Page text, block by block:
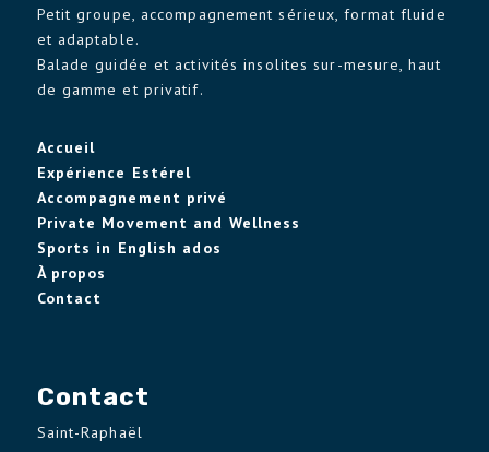
Petit groupe, accompagnement sérieux, format fluide
et adaptable.
Balade guidée et activités insolites sur-mesure, haut
de gamme et privatif.
Accueil
Expérience Estérel
Accompagnement privé
Private Movement and Wellness
Sports in English ados
À propos
Contact
Contact
Saint-Raphaël